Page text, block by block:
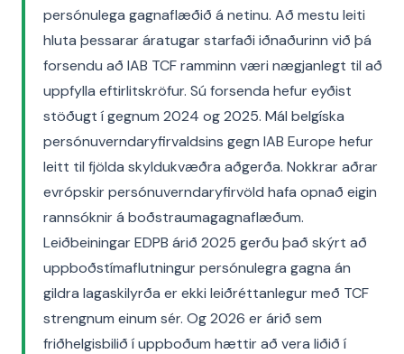
persónulega gagnaflæðið á netinu. Að mestu leiti
hluta þessarar áratugar starfaði iðnaðurinn við þá
forsendu að IAB TCF ramminn væri nægjanlegt til að
uppfylla eftirlitskröfur. Sú forsenda hefur eyðist
stöðugt í gegnum 2024 og 2025. Mál belgíska
persónuverndaryfirvaldsins gegn IAB Europe hefur
leitt til fjölda skyldukvæðra aðgerða. Nokkrar aðrar
evrópskir persónuverndaryfirvöld hafa opnað eigin
rannsóknir á boðstraumagagnaflæðum.
Leiðbeiningar EDPB árið 2025 gerðu það skýrt að
uppboðstímaflutningur persónulegra gagna án
gildra lagaskilyrða er ekki leiðréttanlegur með TCF
strengnum einum sér. Og 2026 er árið sem
friðhelgisbilið í uppboðum hættir að vera liðið í